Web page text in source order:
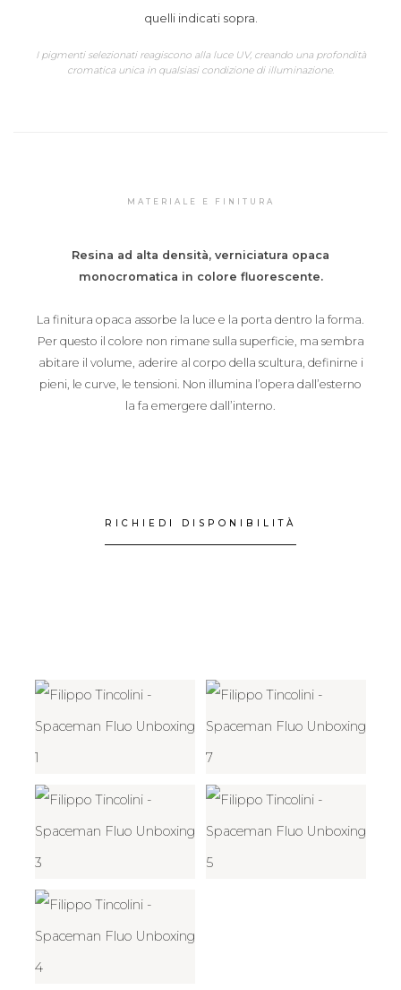
quelli indicati sopra.
I pigmenti selezionati reagiscono alla luce UV, creando una profondità
cromatica unica in qualsiasi condizione di illuminazione.
MATERIALE E FINITURA
Resina ad alta densità, verniciatura opaca
monocromatica in colore fluorescente.
La finitura opaca assorbe la luce e la porta dentro la forma.
Per questo il colore non rimane sulla superficie, ma sembra
abitare il volume, aderire al corpo della scultura, definirne i
pieni, le curve, le tensioni. Non illumina l’opera dall’esterno
la fa emergere dall’interno.
RICHIEDI DISPONIBILITÀ